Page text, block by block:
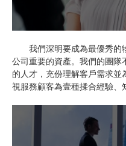
我們深明要成為最優秀的
公司重要的資產。我們的團隊
的人才，充份理解客戶需求並
視服務顧客為壹種揉合經驗、